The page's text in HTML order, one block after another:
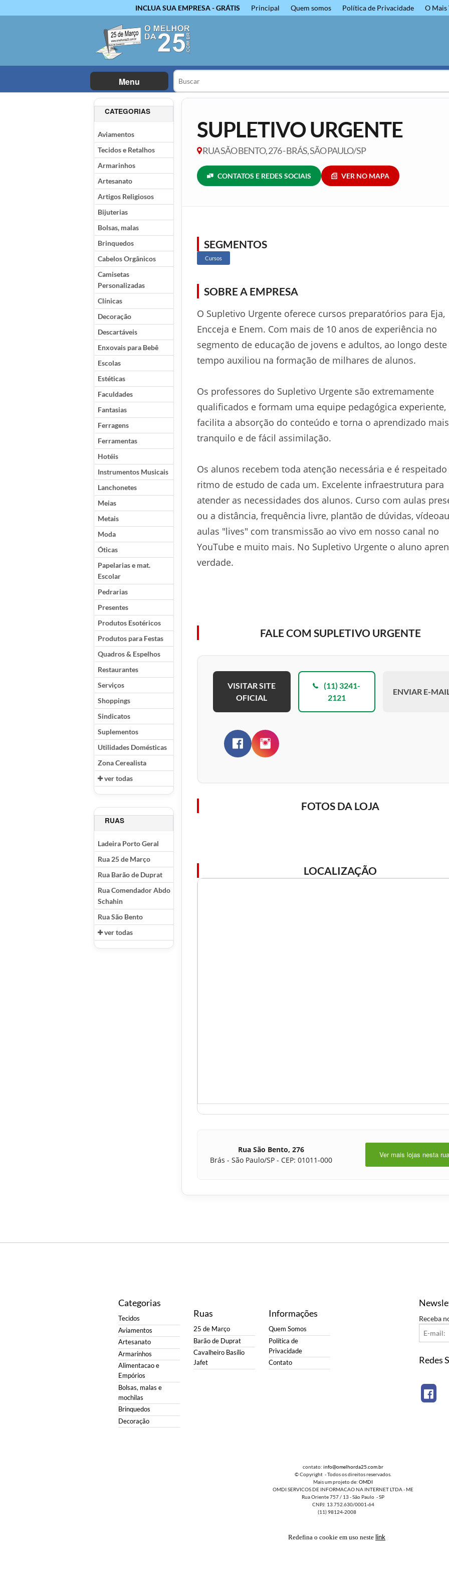
INCLUA SUA EMPRESA - GRÁTIS Principal Quem somos Política de Privacidade O Mais
Menu
CATEGORIAS
Aviamentos
Tecidos e Retalhos
Armarinhos
Artesanato
Artigos Religiosos
Bijuterias
Bolsas, malas
Brinquedos
Cabelos Orgânicos
Camisetas
Personalizadas
Clínicas
Decoração
Descartáveis
Enxovais para Bebê
Escolas
Estéticas
Faculdades
Fantasias
Ferragens
Ferramentas
Hotéis
Instrumentos Musicais
Lanchonetes
Meias
Metais
Moda
Óticas
Papelarias e mat.
Escolar
Pedrarias
Presentes
Produtos Esotéricos
Produtos para Festas
Quadros & Espelhos
Restaurantes
Serviços
Shoppings
Sindicatos
Suplementos
Utilidades Domésticas
Zona Cerealista
ver todas
RUAS
Ladeira Porto Geral
Rua 25 de Março
Rua Barão de Duprat
Rua Comendador Abdo
Schahin
Rua São Bento
ver todas
SUPLETIVO URGENTE
RUA SÃO BENTO, 276 - BRÁS, SÃO PAULO/SP
CONTATOS E REDES SOCIAIS VER NO MAPA
SEGMENTOS
Cursos
SOBRE A EMPRESA
O Supletivo Urgente oferece cursos preparatórios para Eja,
Encceja e Enem. Com mais de 10 anos de experiência no
segmento de educação de jovens e adultos, ao longo deste
tempo auxiliou na formação de milhares de alunos.
Os professores do Supletivo Urgente são extremamente
qualificados e formam uma equipe pedagógica experiente,
facilita a absorção do conteúdo e torna o aprendizado mais
tranquilo e de fácil assimilação.
Os alunos recebem toda atenção necessária e é
ritmo de estudo de cada um. Excelente infraestrutura para
atender as necessidades dos alunos. Curso com aulas
ou a distância, frequência livre, plantão de dúvidas,
aulas "lives" com transmissão ao vivo em nosso canal no
YouTube e muito mais. No Supletivo Urgente o aluno
verdade.
FALE COM SUPLETIVO URGENTE
VISITAR SITE
OFICIAL
(11) 3241-
2121
ENVIAR E-
FOTOS DA LOJA
LOCALIZAÇÃO
Rua São Bento, 276
Brás - São Paulo/SP - CEP: 01011-000
Ver mais lojas nesta rua
Categorias
Tecidos
Aviamentos
Artesanato
Armarinhos
Alimentacao e
Empórios
Bolsas, malas e
mochilas
Brinquedos
Decoração
Ruas
25 de Março
Barão de Duprat
Cavalheiro Basílio
Jafet
Informações
Quem Somos
Política de
Privacidade
Contato
Receba
Redes
contato: info@omelhorda25.com.br
© Copyright - Todos os direitos reservados.
Mais um projeto de: OMDI
OMDI SERVICOS DE INFORMACAO NA INTERNET LTDA - ME
Rua Oriente 757 / 13 - São Paulo - SP
CNPJ: 13.752.630/0001-64
(11) 98124-2008
Redefina o cookie em uso neste link